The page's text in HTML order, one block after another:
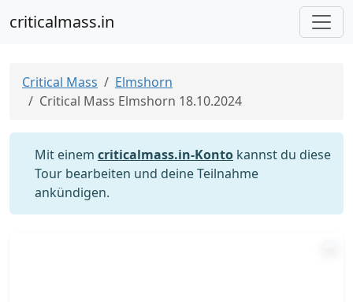
criticalmass.in
Critical Mass
Elmshorn
Critical Mass Elmshorn 18.10.2024
Mit einem criticalmass.in-Konto kannst du diese
Tour bearbeiten und deine Teilnahme
ankündigen.